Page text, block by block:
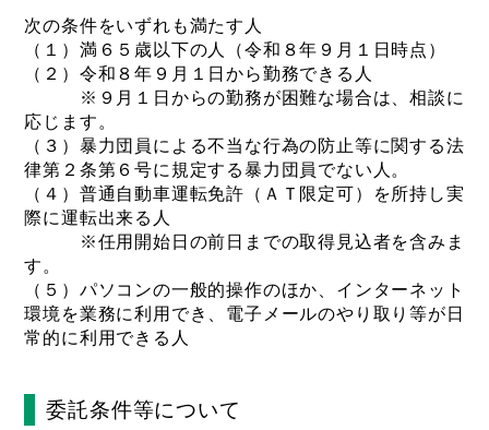
次の条件をいずれも満たす人
（１）満６５歳以下の人（令和８年９月１日時点）
（２）令和８年９月１日から勤務できる人
※９月１日からの勤務が困難な場合は、相談に
応じます。
（３）暴力団員による不当な行為の防止等に関する法
律第２条第６号に規定する暴力団員でない人。
（４）普通自動車運転免許（ＡＴ限定可）を所持し実
際に運転出来る人
※任用開始日の前日までの取得見込者を含みま
す。
（５）パソコンの一般的操作のほか、インターネット
環境を業務に利用でき、電子メールのやり取り等が日
常的に利用できる人
委託条件等について